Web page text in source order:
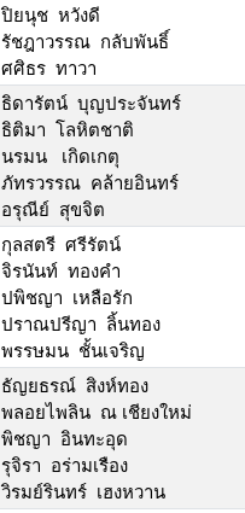
ปิยนุช หวังดี
รัชฎาวรรณ กลับพันธิ์
ศศิธร ทาวา
ธิดารัตน์ บุญประจันทร์
ธิติมา โลหิตชาติ
นรมน เกิดเกตุ
ภัทรวรรณ คล้ายอินทร์
อรุณีย์ สุขจิต
กุลสตรี ศรีรัตน์
จิรนันท์ ทองคำ
ปพิชญา เหลือรัก
ปราณปรีญา ลิ้นทอง
พรรษมน ชั้นเจริญ
ธัญยธรณ์ สิงห์ทอง
พลอยไพลิน ณ เชียงใหม่
พิชญา อินทะอุด
รุจิรา อร่ามเรือง
วิรมย์รินทร์ เฮงหวาน